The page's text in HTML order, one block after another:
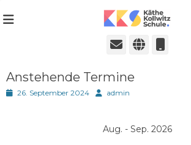
Käthe-
Schule
Städtische Realschule seit 1980
E-
Anstehende Termine
Posted26. September 2024 Autoradmin
Aug. - Sep. 2026